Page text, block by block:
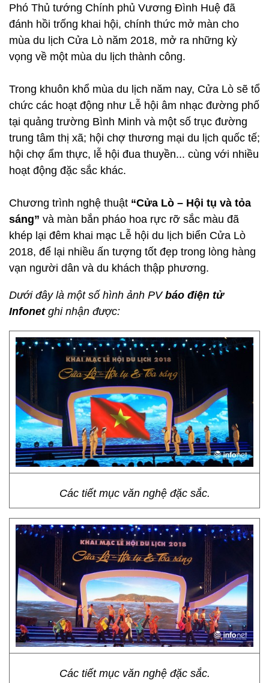
Phó Thủ tướng Chính phủ Vương Đình Huệ đã
đánh hồi trống khai hội, chính thức mở màn cho
mùa du lịch Cửa Lò năm 2018, mở ra những kỳ
vọng về một mùa du lịch thành công.
Trong khuôn khổ mùa du lịch năm nay, Cửa Lò sẽ tổ
chức các hoạt động như Lễ hội âm nhạc đường phố
tại quảng trường Bình Minh và một số trục đường
trung tâm thị xã; hội chợ thương mại du lịch quốc tế;
hội chợ ẩm thực, lễ hội đua thuyền... cùng với nhiều
hoạt động đặc sắc khác.
Chương trình nghệ thuật “Cửa Lò – Hội tụ và tỏa
sáng” và màn bắn pháo hoa rực rỡ sắc màu đã
khép lại đêm khai mạc Lễ hội du lịch biển Cửa Lò
2018, để lại nhiều ấn tượng tốt đẹp trong lòng hàng
vạn người dân và du khách thập phương.
Dưới đây là một số hình ảnh PVbáo điện tử
Infonet ghi nhận được:
Các tiết mục văn nghệ đặc sắc.
Các tiết mục văn nghệ đặc sắc.